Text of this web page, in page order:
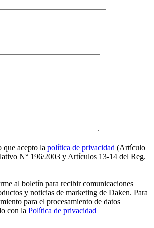
que acepto la política de privacidad (Artículo
N° 196/2003 y Artículos 13-14 del Reg.
al boletín para recibir comunicaciones
y noticias de marketing de Daken. Para
para el procesamiento de datos
con la Política de privacidad